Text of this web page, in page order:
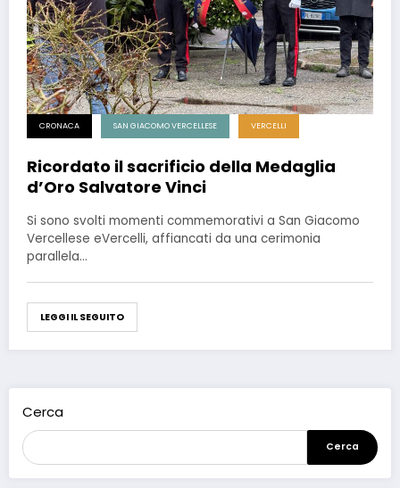
CRONACA SAN GIACOMO VERCELLESE VERCELLI
Ricordato il sacrificio della Medaglia
d’Oro Salvatore Vinci
Si sono svolti momenti commemorativi a San Giacomo
Vercellese eVercelli, affiancati da una cerimonia
parallela…
LEGGI IL SEGUITO
Cerca
Cerca